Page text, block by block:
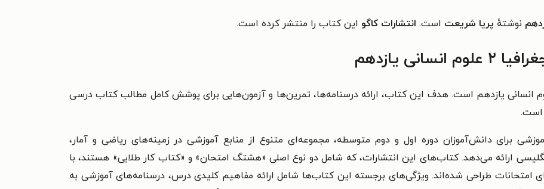
نوشتهٔ پریا شریعت است. انتشارات کاگو این کتاب را منتشر کرده است.
یازدهم
منبعی برای آمادگی در درس جغرافیا ۲ علوم انسانی یازدهم است. هدف این کتاب، ارائه درسنامه‌ها، تمرین‌ها و آزمون‌هایی برای پوشش کامل مطالب کتاب درسی
است.
برای دانش‌آموزان دوره اول و دوم متوسطه، مجموعه‌ای متنوع از منابع آموزشی در زمینه‌های ریاضی و آمار،
ارائه می‌دهد. کتاب‌های این انتشارات، که شامل دو نوع اصلی «هشتگ امتحان» و «کتاب کار طلایی» هستند، با
امتحانات طراحی شده‌اند. ویژگی‌های برجسته این کتاب‌ها شامل ارائه مفاهیم کلیدی درس، درسنامه‌های آموزشی به